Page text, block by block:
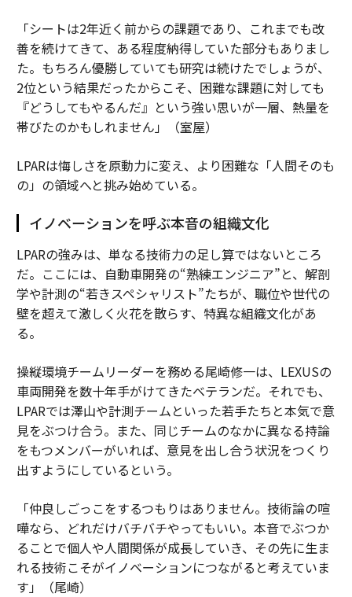
「シートは2年近く前からの課題であり、これまでも改
善を続けてきて、ある程度納得していた部分もありまし
た。もちろん優勝していても研究は続けたでしょうが、
2位という結果だったからこそ、困難な課題に対しても
『どうしてもやるんだ』という強い思いが一層、熱量を
帯びたのかもしれません」（室屋）
LPARは悔しさを原動力に変え、より困難な「人間そのも
の」の領域へと挑み始めている。
イノベーションを呼ぶ本音の組織文化
LPARの強みは、単なる技術力の足し算ではないところ
だ。ここには、自動車開発の“熟練エンジニア”と、解剖
学や計測の“若きスペシャリスト”たちが、職位や世代の
壁を超えて激しく火花を散らす、特異な組織文化があ
る。
操縦環境チームリーダーを務める尾崎修一は、LEXUSの
車両開発を数十年手がけてきたベテランだ。それでも、
LPARでは澤山や計測チームといった若手たちと本気で意
見をぶつけ合う。また、同じチームのなかに異なる持論
をもつメンバーがいれば、意見を出し合う状況をつくり
出すようにしているという。
「仲良しごっこをするつもりはありません。技術論の喧
嘩なら、どれだけバチバチやってもいい。本音でぶつか
ることで個人や人間関係が成長していき、その先に生ま
れる技術こそがイノベーションにつながると考えていま
す」（尾崎）